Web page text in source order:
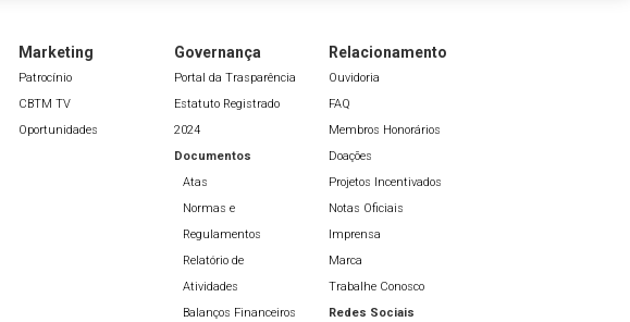
Marketing
Patrocínio
CBTM TV
Oportunidades
Governança
Portal da Trasparência
Estatuto Registrado
2024
Documentos
Atas
Normas e
Regulamentos
Relatório de
Atividades
Balanços Financeiros
Relacionamento
Ouvidoria
FAQ
Membros Honorários
Doações
Projetos Incentivados
Notas Oficiais
Imprensa
Marca
Trabalhe Conosco
Redes Sociais